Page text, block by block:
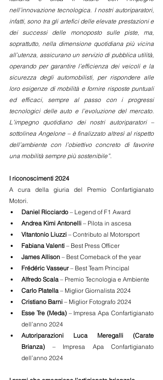
nell’innovazione tecnologica. I nostri autoriparatori,
infatti, sono tra gli artefici delle elevate prestazioni e
dei successi delle monoposto sulle piste, ma,
soprattutto, nella dimensione quotidiana più vicina
all’utenza, assicurano un servizio di pubblica utilità,
operando per garantire l’efficienza dei veicoli e la
sicurezza degli automobilisti, per rispondere alle
loro esigenze di mobilità e fornire risposte puntuali
ed efficaci, sempre al passo con i progressi
tecnologici delle auto e l’evoluzione del mercato.
L’impegno quotidiano dei nostri autoriparatori –
sottolinea Angelone – è finalizzato altresì al rispetto
dell’ambiente con l’obiettivo concreto di favorire
una mobilità sempre più sostenibile”.
I riconoscimenti 2024
A cura della giuria del Premio Confartigianato
Motori.
Daniel Ricciardo – Legend of F1 Award
Andrea Kimi Antonelli – Pilota in ascesa
Vitantonio Liuzzi – Contributo al Motorsport
Fabiana Valenti – Best Press Officer
James Allison – Best Comeback of the year
Frédéric Vasseur – Best Team Principal
Alfredo Scala – Premio Tecnologia e Ambiente
Carlo Platella – Miglior Giornalista 2024
Cristiano Barni – Miglior Fotografo 2024
Esse Tre (Meda) – Impresa Apa Confartigianato
dell’anno 2024
Autoriparazioni Luca Meregalli (Carate
Brianza) – Impresa Apa Confartigianato
dell’anno 2024